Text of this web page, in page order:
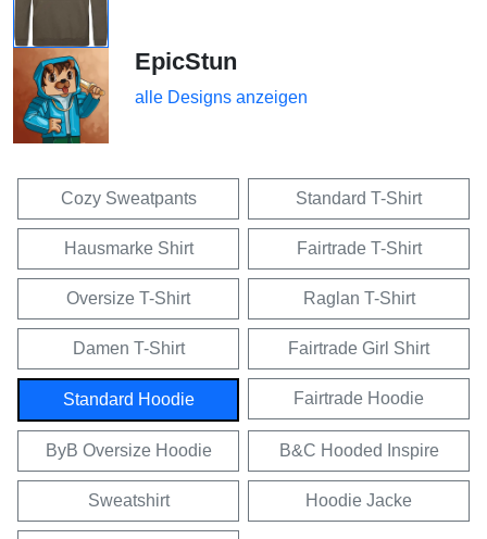
EpicStun
alle Designs anzeigen
Cozy Sweatpants Standard T-Shirt
Hausmarke Shirt Fairtrade T-Shirt
Oversize T-Shirt Raglan T-Shirt
Damen T-Shirt Fairtrade Girl Shirt
Standard Hoodie Fairtrade Hoodie
ByB Oversize Hoodie B&C Hooded Inspire
Sweatshirt Hoodie Jacke